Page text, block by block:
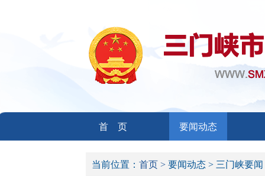
首 页 要闻动态
当前位置： 首页 > 要闻动态 > 三门峡要